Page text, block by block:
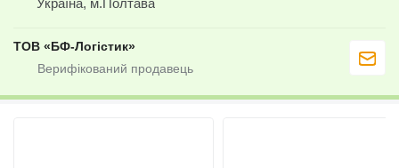
ТОВ «БФ-Логістик»